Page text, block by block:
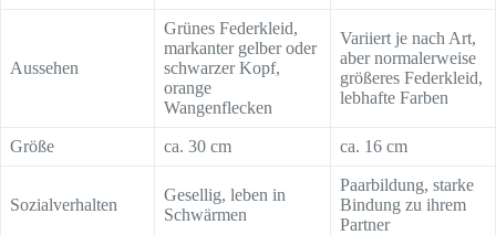
Aussehen
Grünes Federkleid,
markanter gelber oder
schwarzer Kopf,
orange
Wangenflecken
Variiert je nach Art,
aber normalerweise
größeres Federkleid,
lebhafte Farben
Größe ca. 30 cm ca. 16 cm
Sozialverhalten
Gesellig, leben in
Schwärmen
Paarbildung, starke
Bindung zu ihrem
Partner